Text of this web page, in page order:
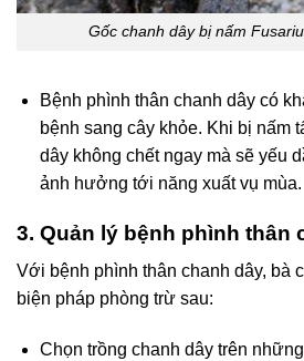
Gốc chanh dây bị nấm
Bệnh phình thân chanh dây có
bệnh sang cây khỏe. Khi bị nấm
dây không chết ngay mà sẽ yếu
ảnh hưởng tới năng xuất vụ mùa.
3. Quản lý bệnh phình thân
Với bệnh phình thân chanh dây, bà
biện pháp phòng trừ sau:
Chọn trồng chanh dây trên